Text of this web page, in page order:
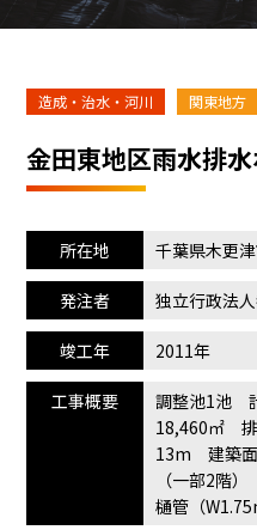
造成・治水・河川 関東地方
金田東地区雨水排
所在地 千葉県木更
発注者 独立行政法
竣工年 2011年
工事概要
調整池1池
18,460㎡ 排
13m 建築
（一部2階
樋管（